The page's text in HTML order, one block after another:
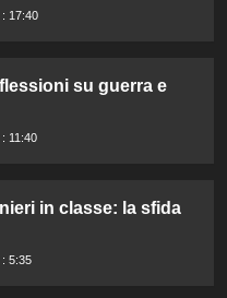
17:40
su guerra e
11:40
in classe: la sfida
5:35